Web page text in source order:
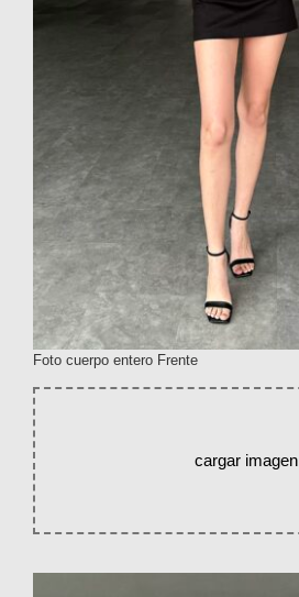
Foto cuerpo entero Frente
cargar imagen